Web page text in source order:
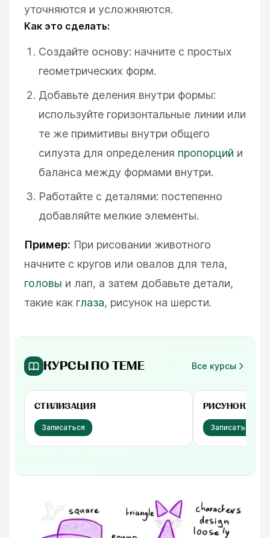
уточняются и усложняются.
Как это сделать:
Создайте основу: начните с простых
геометрических форм.
Добавьте деления внутри формы:
используйте горизонтальные линии или
те же примитивы внутри общего
силуэта для определения пропорций и
баланса между формами внутри.
Работайте с деталями: постепенно
добавляйте мелкие элементы.
Пример: При рисовании животного
начните с кругов или овалов для тела,
головы и лап, а затем добавьте детали,
такие как глаза, рисунок на шерсти.
КУРСЫ ПО ТЕМЕ Все курсы
Бесплатно
СТИЛИЗАЦИЯ
Записаться
Бесплатно
РИСУНОК.
Записаться